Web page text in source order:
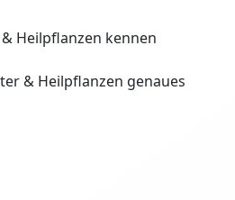
Heilpflanzen kennen
& Heilpflanzen genaues